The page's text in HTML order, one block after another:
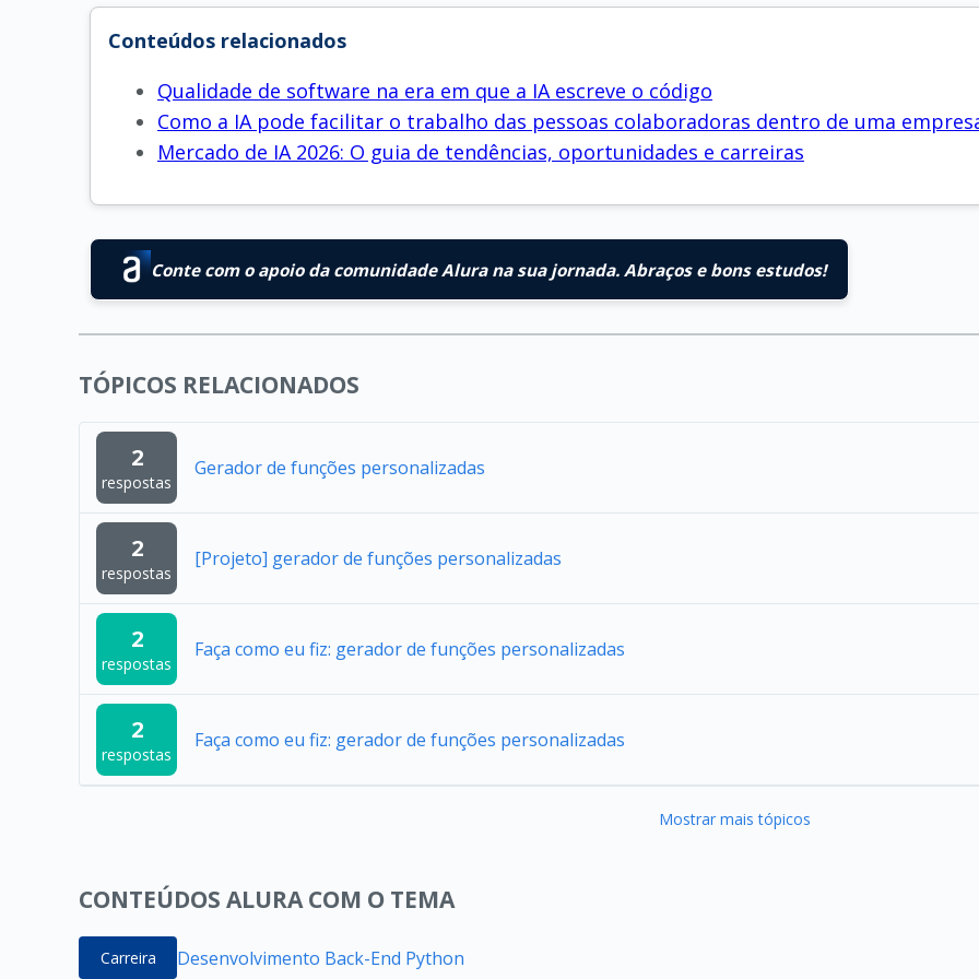
Conteúdos relacionados
Qualidade de software na era em que a IA escreve o código
Como a IA pode facilitar o trabalho das pessoas colaboradoras dentro de uma
Mercado de IA 2026: O guia de tendências, oportunidades e carreiras
Conte com o apoio da comunidade Alura na sua jornada. Abraços e bons estudos!
TÓPICOS RELACIONADOS
2
respostas
Gerador de funções personalizadas
2
respostas
[Projeto] gerador de funções personalizadas
2
respostas
Faça como eu fiz: gerador de funções personalizadas
2
respostas
Faça como eu fiz: gerador de funções personalizadas
Mostrar mais tópicos
CONTEÚDOS ALURA COM O TEMA
Carreira Desenvolvimento Back-End Python